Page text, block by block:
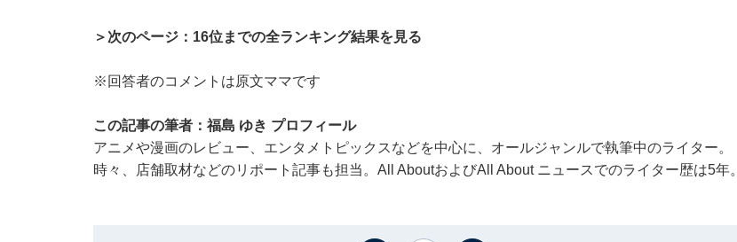
＞次のページ：16位までの全ランキング結果を見る
※回答者のコメントは原文ママです
この記事の筆者：福島 ゆき プロフィール
アニメや漫画のレビュー、エンタメトピックスなどを中心に、オールジャンルで執筆中のライター。
時々、店舗取材などのリポート記事も担当。All AboutおよびAll About ニュースでのライター歴は5年。